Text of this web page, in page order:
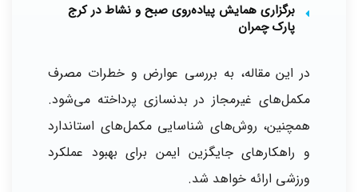
برگزاری همایش پیاده‌روی صبح و نشاط در کرج
پارک چمران
در این مقاله، به بررسی عوارض و خطرات مصرف
مکمل‌های غیرمجاز در بدنسازی پرداخته می‌شود.
همچنین، روش‌های شناسایی مکمل‌های استاندارد
و راهکارهای جایگزین ایمن برای بهبود عملکرد
ورزشی ارائه خواهد شد.